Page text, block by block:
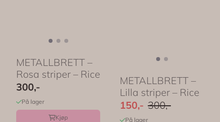
METALLBRETT –
Rosa striper – Rice
300,-
På lager
Kjøp
METALLBRETT –
Lilla striper – Rice
150,- 300,-
På lager